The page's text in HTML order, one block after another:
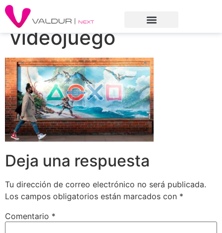
videojuego
Deja una respuesta
Tu dirección de correo electrónico no será publicada.
Los campos obligatorios están marcados con *
Comentario *